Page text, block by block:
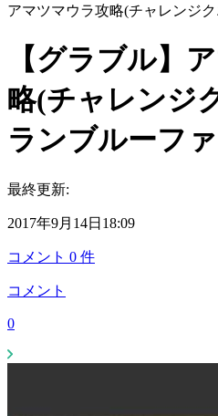
アマツマウラ攻略(チャレンジ
【グラブル】
略(チャレンジ
ランブルーファ
最終更新:
2017年9月14日18:09
コメント 0 件
コメント
0